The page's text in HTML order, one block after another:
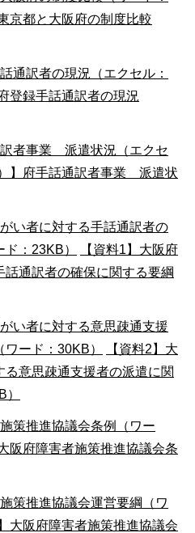
京都と大阪府の制度比較
通訳者の現況（エクセル：
登録手話通訳者の現況
訳者事業 派遣状況（エクセ
）】府手話通訳者事業 派遣状
い者に対する手話通訳者の
：23KB）
【資料1】大阪府
通訳者の確保に関する要綱
い者に対する意思疎通支援
ード：30KB）
【資料2】大
る意思疎通支援者の派遣に関
策推進協議会条例（ワー
阪府障害者施策推進協議会条
策推進協議会運営要綱（ワ
大阪府障害者施策推進協議会